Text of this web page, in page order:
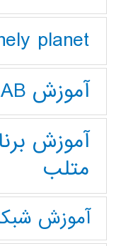
planet
آموزش MATLAB
آموزش
متلب
آموزش